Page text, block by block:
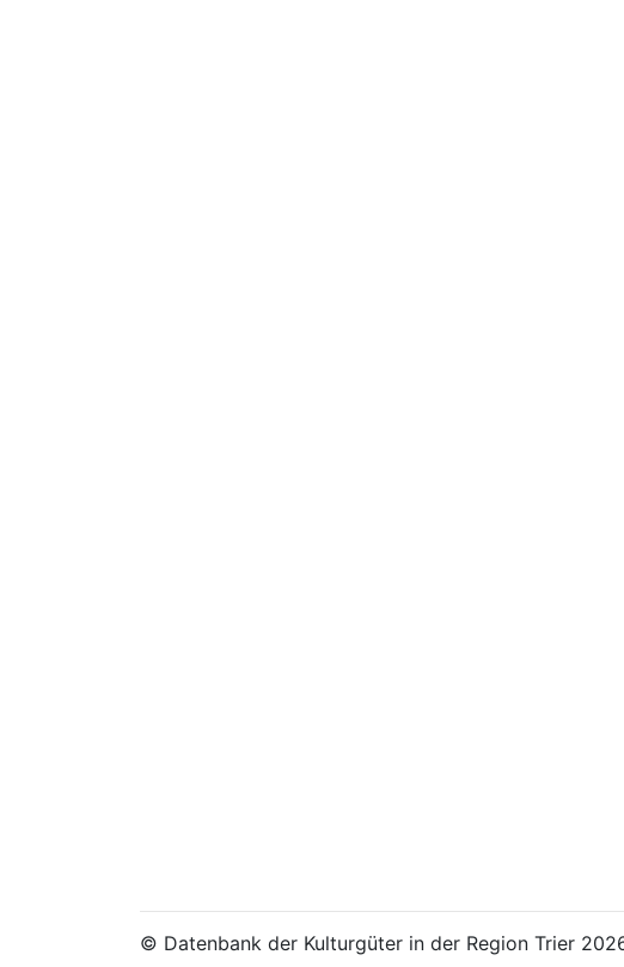
© Datenbank der Kulturgüter in der Region Trier